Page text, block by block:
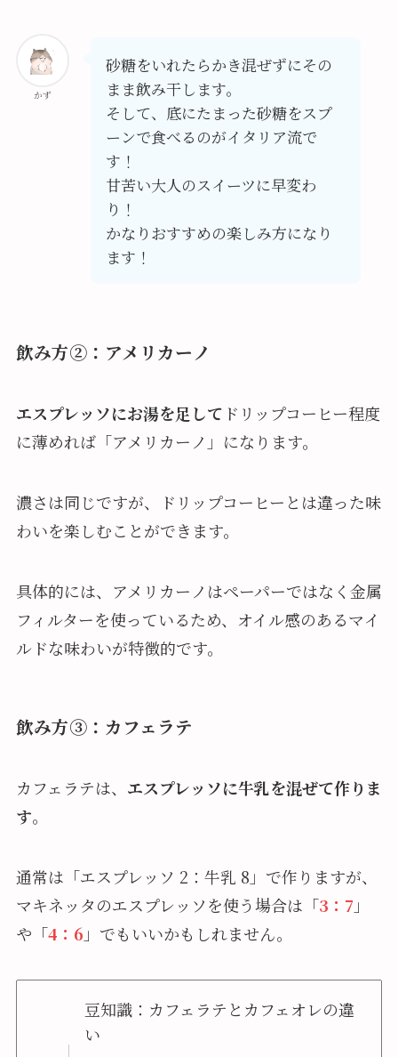
かず
砂糖をいれたらかき混ぜずにその
まま飲み干します。
そして、底にたまった砂糖をスプ
ーンで食べるのがイタリア流で
す！
甘苦い大人のスイーツに早変わ
り！
かなりおすすめの楽しみ方になり
ます！
飲み方②：アメリカーノ
エスプレッソにお湯を足して ドリップコーヒー程度
に薄めれば「アメリカーノ」になります。
濃さは同じですが、ドリップコーヒーとは違った味
わいを楽しむことができます。
具体的には、アメリカーノはペーパーではなく金属
フィルターを使っているため、オイル感のあるマイ
ルドな味わいが特徴的です。
飲み方③：カフェラテ
カフェラテは、 エスプレッソに牛乳を混ぜて作りま
す。
通常は「エスプレッソ 2：牛乳 8」で作りますが、
マキネッタのエスプレッソを使う場合は「3：7 」
や「4：6 」でもいいかもしれません。
豆知識：カフェラテとカフェオレの違
い